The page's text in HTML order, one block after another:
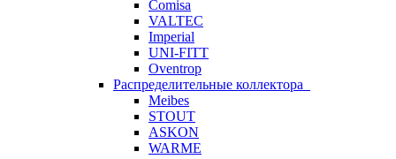
Comisa
VALTEC
Imperial
UNI-FITT
Oventrop
Распределительные коллектора
Meibes
STOUT
ASKON
WARME